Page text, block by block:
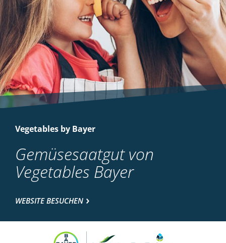
Vegetables by Bayer
Gemüsesaatgut von
Vegetables Bayer
WEBSITE BESUCHEN